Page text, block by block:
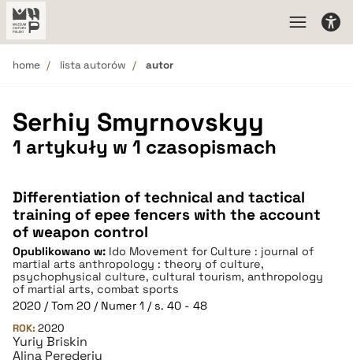
home lista autorów autor
Serhiy Smyrnovskyy
1 artykuły w 1 czasopismach
Differentiation of technical and tactical
training of epee fencers with the account
of weapon control
Opublikowano w: Ido Movement for Culture : journal of
martial arts anthropology : theory of culture,
psychophysical culture, cultural tourism, anthropology
of martial arts, combat sports
2020 / Tom 20 / Numer 1 / s. 40 - 48
ROK: 2020
Yuriy Briskin
Alina Perederiy